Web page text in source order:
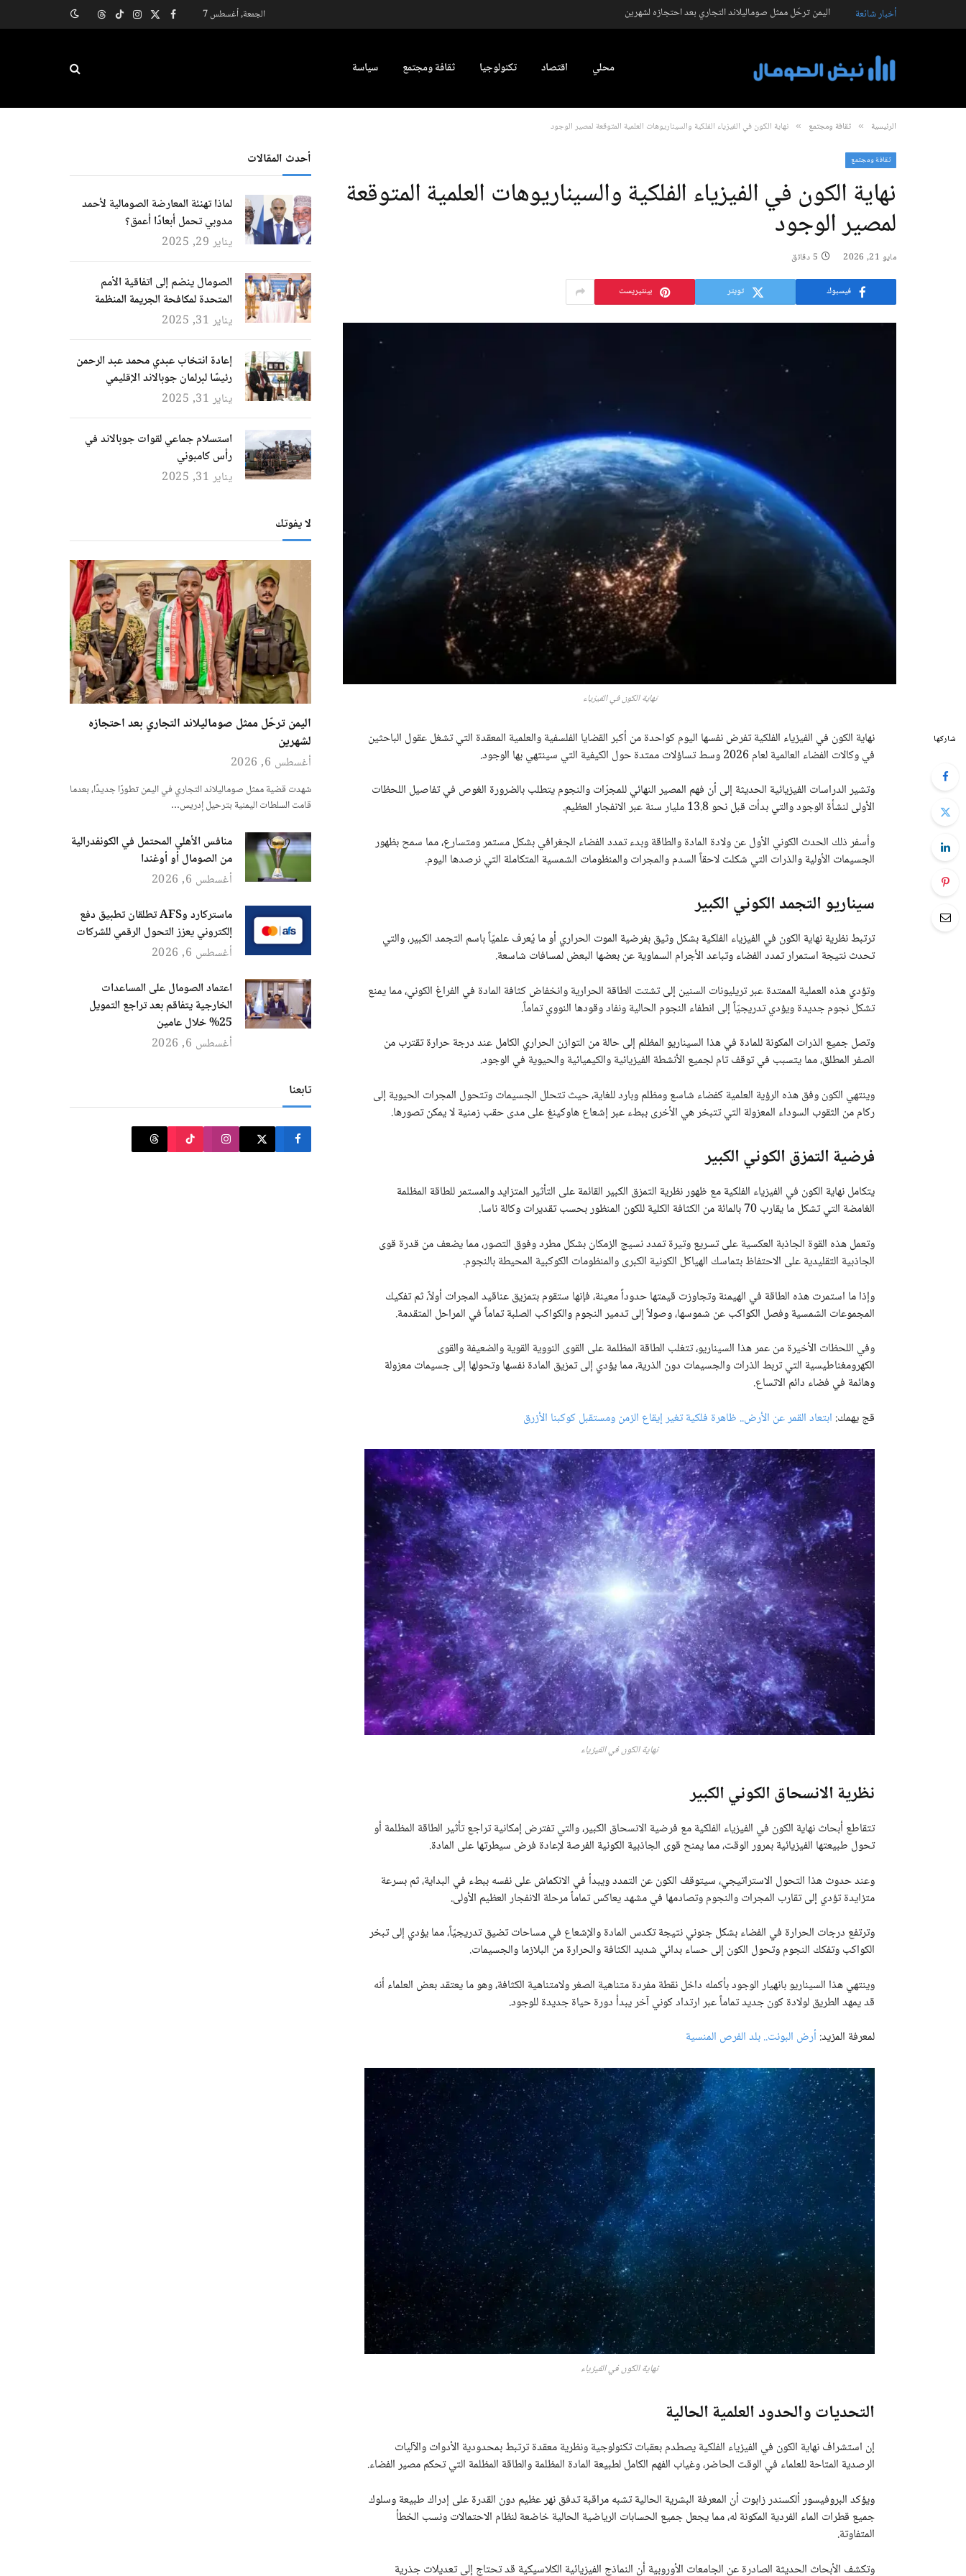
أخبار شائعة اليمن ترحّل ممثل صوماليلاند التجاري بعد احتجازه لشهرين الجمعة, أغسطس 7 فيسبوك
X
الانستغرام
تيكتوكThreads
محلي اقتصاد تكنولوجيا ثقافة ومجتمع سياسة
الرئيسية » ثقافة ومجتمع » نهاية الكون في الفيزياء الفلكية والسيناريوهات العلمية المتوقعة لمصير الوجود
ثقافة ومجتمع
نهاية الكون في الفيزياء الفلكية والسيناريوهات العلمية المتوقعة
لمصير الوجود
مايو 21, 2026 5 دقائق
فيسبوك تويتر بينتيريست
نهاية الكون في الفيزياء
شاركها
نهاية الكون في الفيزياء الفلكية تفرض نفسها اليوم كواحدة من أكبر القضايا الفلسفية والعلمية المعقدة التي تشغل عقول الباحثين
في وكالات الفضاء العالمية لعام 2026 وسط تساؤلات ممتدة حول الكيفية التي سينتهي بها الوجود.
وتشير الدراسات الفيزيائية الحديثة إلى أن فهم المصير النهائي للمجرّات والنجوم يتطلب بالضرورة الغوص في تفاصيل اللحظات
الأولى لنشأة الوجود والتي بدأت قبل نحو 13.8 مليار سنة عبر الانفجار العظيم.
وأسفر ذلك الحدث الكوني الأول عن ولادة المادة والطاقة وبدء تمدد الفضاء الجغرافي بشكل مستمر ومتسارع، مما سمح بظهور
الجسيمات الأولية والذرات التي شكلت لاحقاً السدم والمجرات والمنظومات الشمسية المتكاملة التي نرصدها اليوم.
سيناريو التجمد الكوني الكبير
ترتبط نظرية نهاية الكون في الفيزياء الفلكية بشكل وثيق بفرضية الموت الحراري أو ما يُعرف علميّاً باسم التجمد الكبير، والتي
تحدث نتيجة استمرار تمدد الفضاء وتباعد الأجرام السماوية عن بعضها البعض لمسافات شاسعة.
وتؤدي هذه العملية الممتدة عبر تريليونات السنين إلى تشتت الطاقة الحرارية وانخفاض كثافة المادة في الفراغ الكوني، مما يمنع
تشكل نجوم جديدة ويؤدي تدريجيّاً إلى انطفاء النجوم الحالية ونفاد وقودها النووي تماماً.
وتصل جميع الذرات المكونة للمادة في هذا السيناريو المظلم إلى حالة من التوازن الحراري الكامل عند درجة حرارة تقترب من
الصفر المطلق، مما يتسبب في توقف تام لجميع الأنشطة الفيزيائية والكيميائية والحيوية في الوجود.
وينتهي الكون وفق هذه الرؤية العلمية كفضاء شاسع ومظلم وبارد للغاية، حيث تتحلل الجسيمات وتتحول المجرات الحيوية إلى
ركام من الثقوب السوداء المعزولة التي تتبخر هي الأخرى ببطء عبر إشعاع هاوكينغ على مدى حقب زمنية لا يمكن تصورها.
فرضية التمزق الكوني الكبير
يتكامل نهاية الكون في الفيزياء الفلكية مع ظهور نظرية التمزق الكبير القائمة على التأثير المتزايد والمستمر للطاقة المظلمة
الغامضة التي تشكل ما يقارب 70 بالمائة من الكثافة الكلية للكون المنظور بحسب تقديرات وكالة ناسا.
وتعمل هذه القوة الجاذبة العكسية على تسريع وتيرة تمدد نسيج الزمكان بشكل مطرد وفوق التصور، مما يضعف من قدرة قوى
الجاذبية التقليدية على الاحتفاظ بتماسك الهياكل الكونية الكبرى والمنظومات الكوكبية المحيطة بالنجوم.
وإذا ما استمرت هذه الطاقة في الهيمنة وتجاوزت قيمتها حدوداً معينة، فإنها ستقوم بتمزيق عناقيد المجرات أولاً، ثم تفكيك
المجموعات الشمسية وفصل الكواكب عن شموسها، وصولاً إلى تدمير النجوم والكواكب الصلبة تماماً في المراحل المتقدمة.
وفي اللحظات الأخيرة من عمر هذا السيناريو، تتغلب الطاقة المظلمة على القوى النووية القوية والضعيفة والقوى
الكهرومغناطيسية التي تربط الذرات والجسيمات دون الذرية، مما يؤدي إلى تمزيق المادة نفسها وتحولها إلى جسيمات معزولة
وهائمة في فضاء دائم الاتساع.
قج يهمك: ابتعاد القمر عن الأرض.. ظاهرة فلكية تغير إيقاع الزمن ومستقبل كوكبنا الأزرق
نهاية الكون في الفيزياء
نظرية الانسحاق الكوني الكبير
تتقاطع أبحاث نهاية الكون في الفيزياء الفلكية مع فرضية الانسحاق الكبير، والتي تفترض إمكانية تراجع تأثير الطاقة المظلمة أو
تحول طبيعتها الفيزيائية بمرور الوقت، مما يمنح قوى الجاذبية الكونية الفرصة لإعادة فرض سيطرتها على المادة.
وعند حدوث هذا التحول الاستراتيجي، سيتوقف الكون عن التمدد ويبدأ في الانكماش على نفسه ببطء في البداية، ثم بسرعة
متزايدة تؤدي إلى تقارب المجرات والنجوم وتصادمها في مشهد يعاكس تماماً مرحلة الانفجار العظيم الأولى.
وترتفع درجات الحرارة في الفضاء بشكل جنوني نتيجة تكدس المادة والإشعاع في مساحات تضيق تدريجيّاً، مما يؤدي إلى تبخر
الكواكب وتفكك النجوم وتحول الكون إلى حساء بدائي شديد الكثافة والحرارة من البلازما والجسيمات.
وينتهي هذا السيناريو بانهيار الوجود بأكمله داخل نقطة مفردة متناهية الصغر ولامتناهية الكثافة، وهو ما يعتقد بعض العلماء أنه
قد يمهد الطريق لولادة كون جديد تماماً عبر ارتداد كوني آخر يبدأ دورة حياة جديدة للوجود.
لمعرفة المزيد: أرض البونت.. بلد الفرص المنسية
نهاية الكون في الفيزياء
التحديات والحدود العلمية الحالية
إن استشراف نهاية الكون في الفيزياء الفلكية يصطدم بعقبات تكنولوجية ونظرية معقدة ترتبط بمحدودية الأدوات والآليات
الرصدية المتاحة للعلماء في الوقت الحاضر، وغياب الفهم الكامل لطبيعة المادة المظلمة والطاقة المظلمة التي تحكم مصير الفضاء.
ويؤكد البروفيسور ألكسندر زابوت أن المعرفة البشرية الحالية تشبه مراقبة تدفق نهر عظيم دون القدرة على إدراك طبيعة وسلوك
جميع قطرات الماء الفردية المكونة له، مما يجعل جميع الحسابات الرياضية الحالية خاضعة لنظام الاحتمالات ونسب الخطأ
المتفاوتة.
وتكشف الأبحاث الحديثة الصادرة عن الجامعات الأوروبية أن النماذج الفيزيائية الكلاسيكية قد تحتاج إلى تعديلات جذرية
أحدث المقالات
لماذا تهنئة المعارضة الصومالية لأحمد
مدوبي تحمل أبعادًا أعمق؟
يناير 29, 2025
الصومال ينضم إلى اتفاقية الأمم
المتحدة لمكافحة الجريمة المنظمة
يناير 31, 2025
إعادة انتخاب عبدي محمد عبد الرحمن
رئيسًا لبرلمان جوبالاند الإقليمي
يناير 31, 2025
استسلام جماعي لقوات جوبالاند في
رأس كامبوني
يناير 31, 2025
لا يفوتك
اليمن ترحّل ممثل صوماليلاند التجاري بعد احتجازه
لشهرين
أغسطس 6, 2026
شهدت قضية ممثل صوماليلاند التجاري في اليمن تطورًا جديدًا، بعدما
قامت السلطات اليمنية بترحيل إدريس…
منافس الأهلي المحتمل في الكونفدرالية
من الصومال أو أوغندا
أغسطس 6, 2026
ماستركارد وAFS تطلقان تطبيق دفع
إلكتروني يعزز التحول الرقمي للشركات
أغسطس 6, 2026
اعتماد الصومال على المساعدات
الخارجية يتفاقم بعد تراجع التمويل
25% خلال عامين
أغسطس 6, 2026
تابعنا